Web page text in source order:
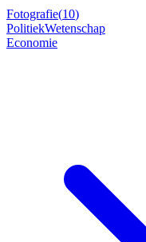
Fotografie(10)
PolitiekWetenschap
Economie